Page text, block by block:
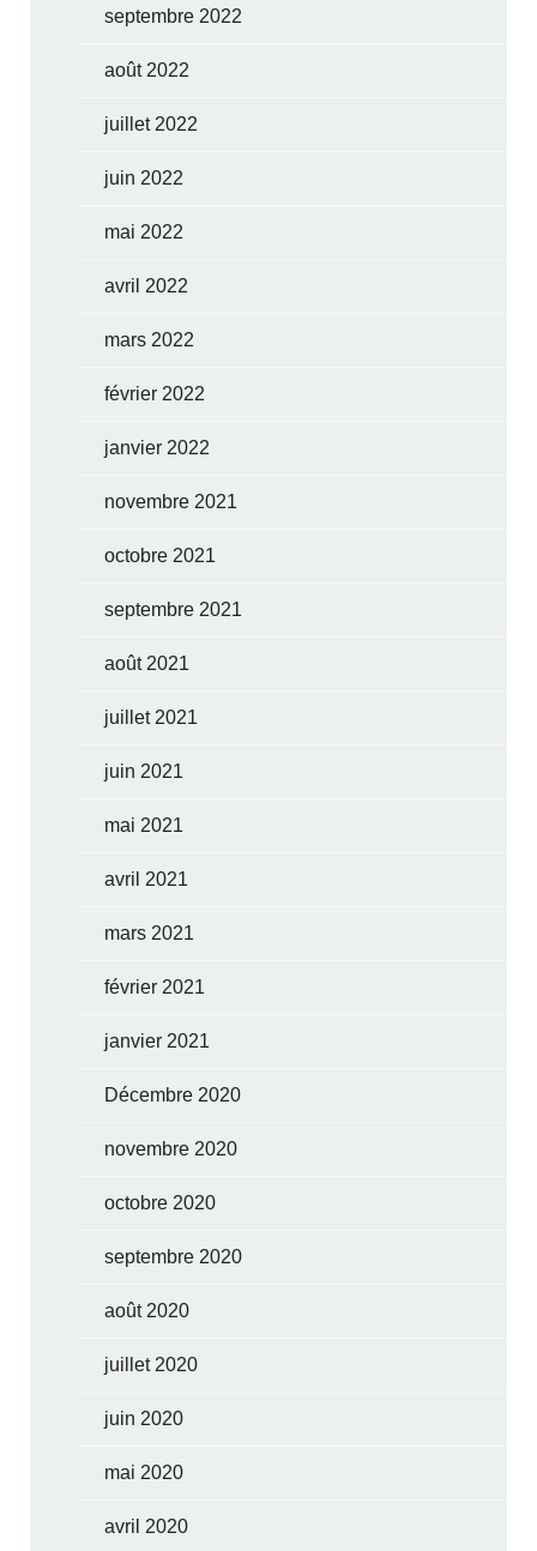
septembre 2022
août 2022
juillet 2022
juin 2022
mai 2022
avril 2022
mars 2022
février 2022
janvier 2022
novembre 2021
octobre 2021
septembre 2021
août 2021
juillet 2021
juin 2021
mai 2021
avril 2021
mars 2021
février 2021
janvier 2021
Décembre 2020
novembre 2020
octobre 2020
septembre 2020
août 2020
juillet 2020
juin 2020
mai 2020
avril 2020